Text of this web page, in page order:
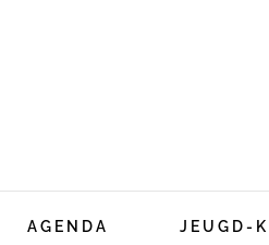
AGENDA JEUGD-